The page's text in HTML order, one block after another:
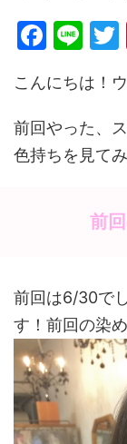
F
c
e
b
Li
e
こんにちは！
前回やった、
色持ちを見て
前
前回は6/30で
す！前回の染